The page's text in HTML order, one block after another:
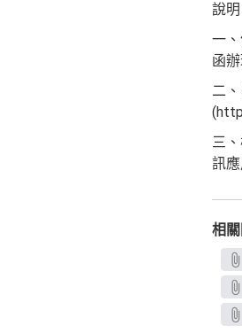
說明
一
函辦
二
三
訊
相